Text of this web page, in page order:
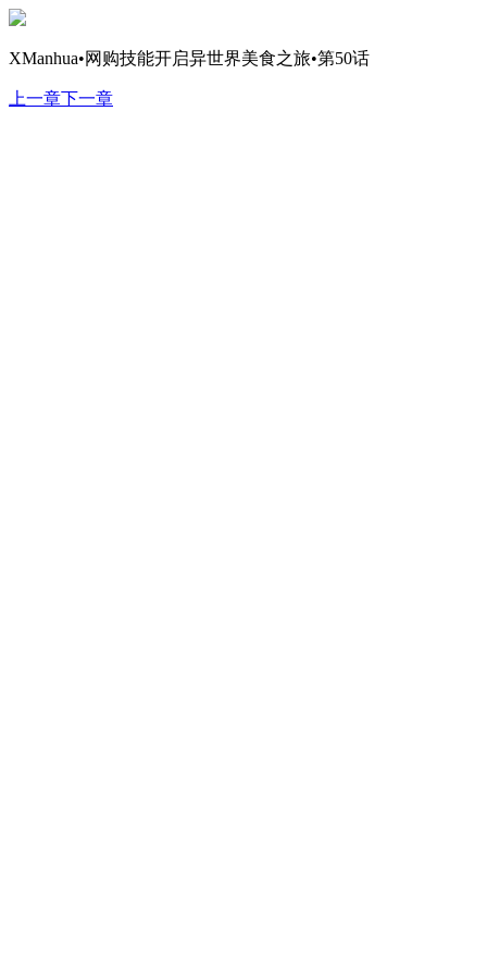
XManhua•网购技能开启异世界美食之旅•第50话
上一章下一章